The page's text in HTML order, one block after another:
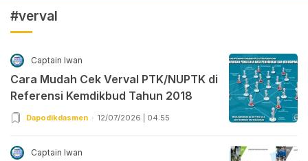
#verval
Captain Iwan
Cara Mudah Cek Verval PTK/NUPTK di
Referensi Kemdikbud Tahun 2018
Dapodikdasmen 12/07/2026 | 04:55
Captain Iwan